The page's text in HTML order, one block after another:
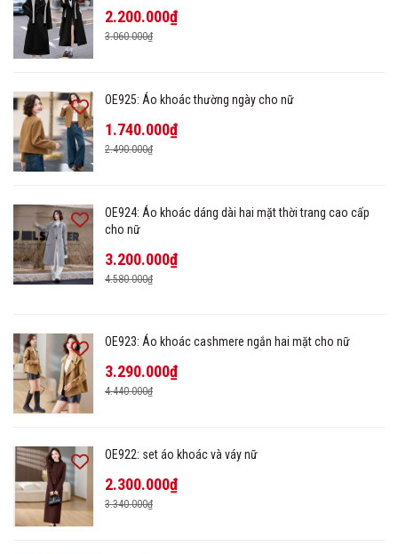
2.200.000₫
3.060.000₫
OE925: Áo khoác thường ngày cho nữ
1.740.000₫
2.490.000₫
OE924: Áo khoác dáng dài hai mặt thời trang cao cấp
cho nữ
3.200.000₫
4.580.000₫
OE923: Áo khoác cashmere ngắn hai mặt cho nữ
3.290.000₫
4.440.000₫
OE922: set áo khoác và váy nữ
2.300.000₫
3.340.000₫